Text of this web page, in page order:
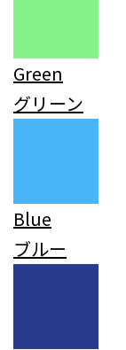
Green
グリーン
Blue
ブルー